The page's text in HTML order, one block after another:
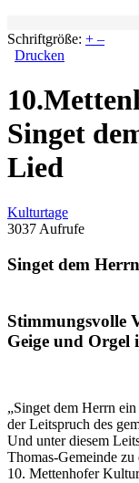
Schriftgröße: + –
Drucken
Singet
Lied
Kulturtage
3037 Aufrufe
Singet dem
Stimmungsvolle
Geige und
„Singet dem Herrn
der Leitspruch des
Und unter diesem
Thomas-Gemeinde
10. Mettenhofer